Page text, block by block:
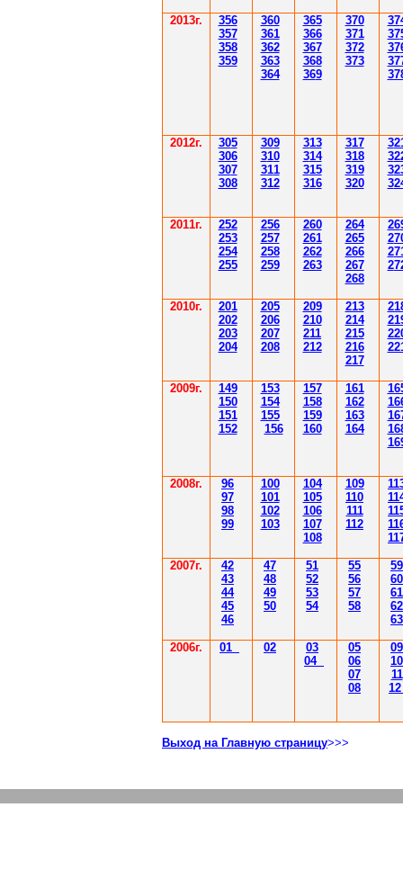
2013г.
356
357
358
359
360
361
362
363
364
365
366
367
368
369
370
371
372
373
37
37
37
2012г. 305
306
307
308
309
310
311
312
313
314
315
316
317
318
319
320
3
3
3
3
2011г.
252
253
254
255
256
257
258
259
260
261
262
263
264
265
266
267
268
26
2
2
2
2010г.
201
202
203
204
205
206
207
208
209
210
211
212
213
214
215
216
217
2009г.
149
150
151
152
153
154
155
156
157
158
159
160
161
162
163
164
2008г.
96
97
98
99
100
101
102
103
104
105
106
107
108
109
110
111
112
2007г.
42
43
44
45
46
47
48
49
50
51
52
53
54
55
56
57
58
59
60
61
62
63
2006г. 01 02
03
04
05
06
07
08
09
10
11
Выход на Главную страницу>>>